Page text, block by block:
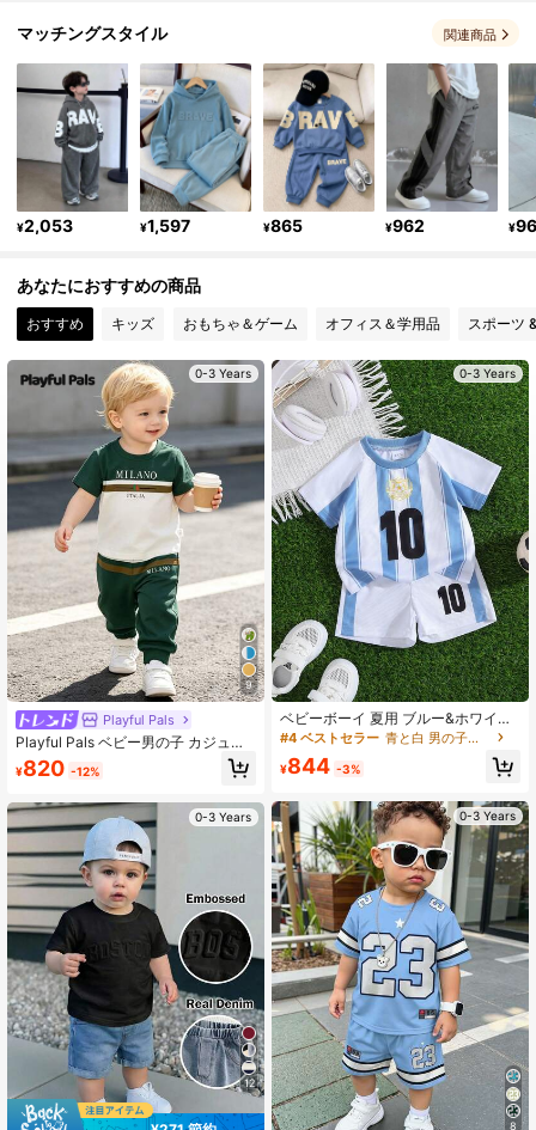
11K フォロワー
4.91 11K フォロワー
4.91 11K フォロワー
4.91 11K フォロワー
4.91 11K フォロワー
4.91 11K フォロワー
11K フォロワー
マッチングスタイル 関連商品
¥2,053 ¥1,597 ¥865 ¥962 ¥
あなたにおすすめの商品
おすすめ キッズ おもちゃ＆ゲーム オフィス＆学用品 スポーツ
0-3 Years
9
Playful Pals
Playful Pals ベビー男の子 カジュア
ル クラシック カラーブロック グリ
ーン パッチワーク レタープリント
ングパンツセット、夏、カジュア
ル、アウトドアウェア、スポーツア
ウトフィットに適しています
¥820 -12%
0-3 Years
12
0-3 Years
ベビーボーイ 夏用 ブルー&ホワイト
カラーブロック ニットメッシュ 2点
セット、ストリートスタイル スポー
ティカジュアル ロゴ ナンバー10 グ
ョーツ、お出かけ、アメリカンヴィ
ンテージジャージ、スポーツ観戦な
どに適しています。
#4 ベストセラー 青と白 男の子用ベビーセット
¥844 -3%
0-3 Years
8